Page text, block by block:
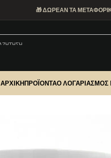
🎁 ΔΩΡΕΑΝ ΤΑ
ΑΡΧΙΚΉΠΡΟΪΌΝΤΑΟ